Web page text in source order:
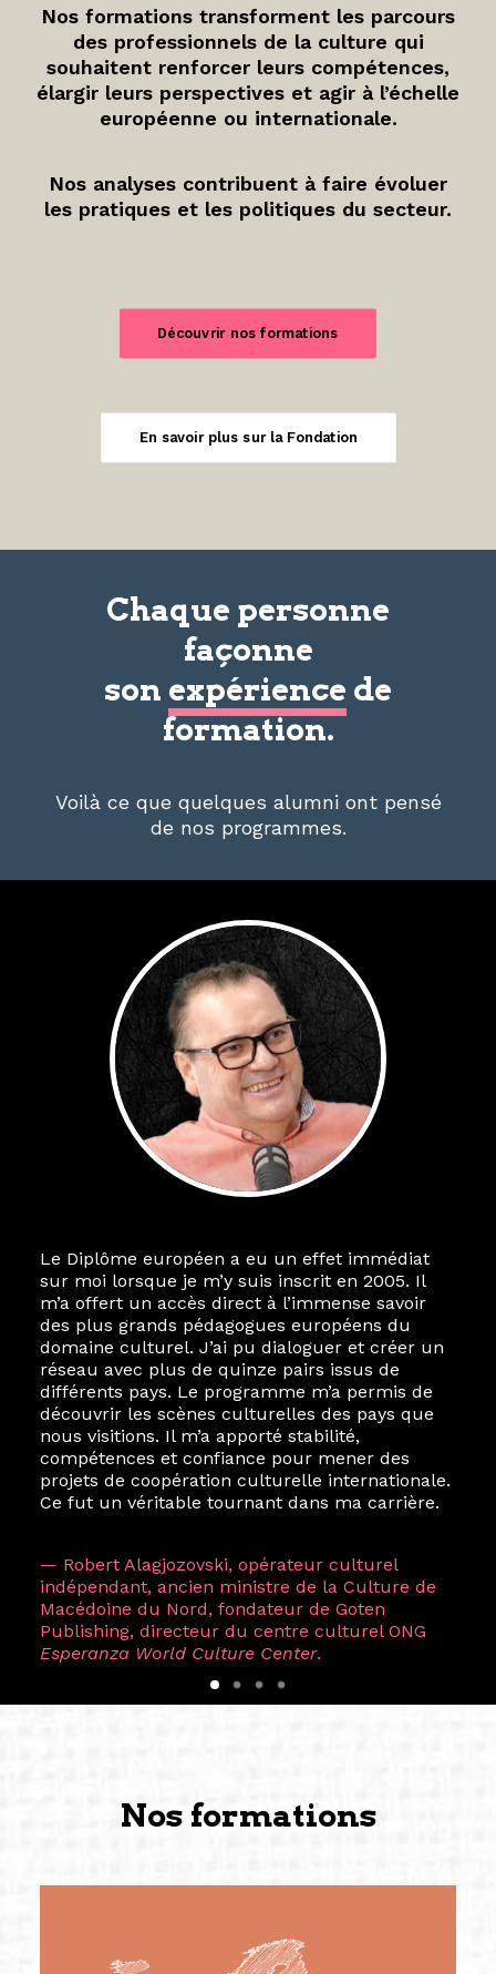
Nos formations transforment les parcours
des professionnels de la culture qui
souhaitent renforcer leurs compétences,
élargir leurs perspectives et agir à l’échelle
européenne ou internationale.
Nos analyses contribuent à faire évoluer
les pratiques et les politiques du secteur.
Découvrir nos formations
En savoir plus sur la Fondation
Chaque personne
façonne
son expérience de
formation.
Voilà ce que quelques alumni ont pensé
de nos programmes.
Le Diplôme européen a eu un effet immédiat
sur moi lorsque je m’y suis inscrit en 2005. Il
m’a offert un accès direct à l’immense savoir
des plus grands pédagogues européens du
domaine culturel. J’ai pu dialoguer et créer un
réseau avec plus de quinze pairs issus de
différents pays. Le programme m’a permis de
découvrir les scènes culturelles des pays que
nous visitions. Il m’a apporté stabilité,
compétences et confiance pour mener des
projets de coopération culturelle internationale.
Ce fut un véritable tournant dans ma carrière.
— Robert Alagjozovski, opérateur culturel
indépendant, ancien ministre de la Culture de
Macédoine du Nord, fondateur de Goten
Publishing, directeur du centre culturel ONG
Esperanza World Culture Center.
Nos formations